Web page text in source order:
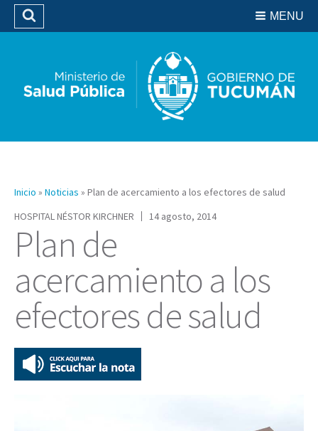
Biblioteca
MENU
Buscar
Inicio » Noticias » Plan de acercamiento a los efectores de salud
HOSPITAL NÉSTOR KIRCHNER
14 agosto, 2014
Plan de
acercamiento a los
efectores de salud